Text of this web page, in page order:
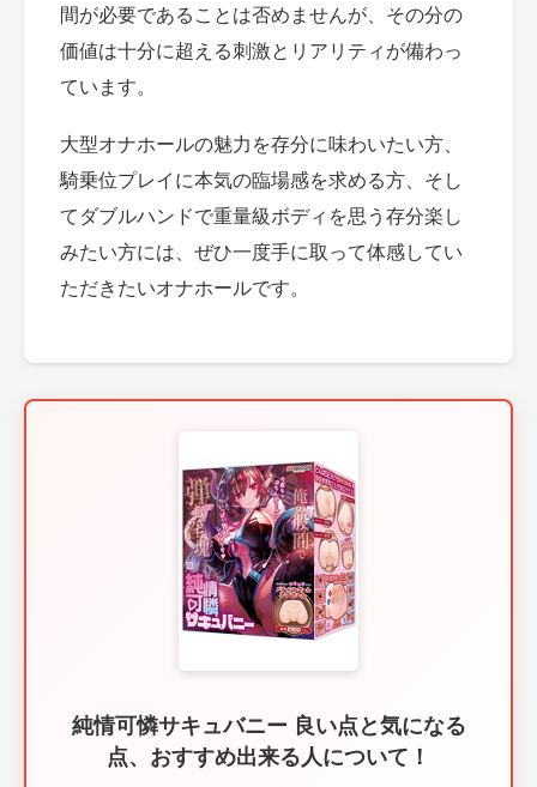
間が必要であることは否めませんが、その分の
価値は十分に超える刺激とリアリティが備わっ
ています。
大型オナホールの魅力を存分に味わいたい方、
騎乗位プレイに本気の臨場感を求める方、そし
てダブルハンドで重量級ボディを思う存分楽し
みたい方には、ぜひ一度手に取って体感してい
ただきたいオナホールです。
純情可憐サキュバニー 良い点と気になる
点、おすすめ出来る人について！